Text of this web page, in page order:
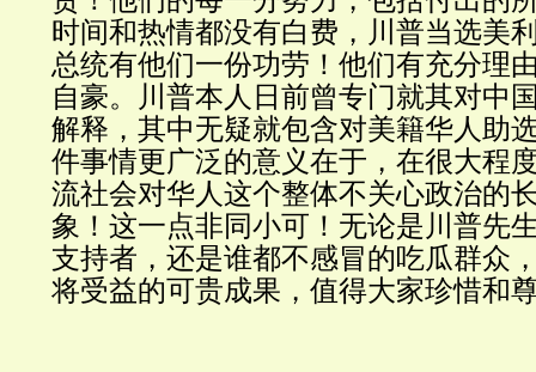
时间和热情都没有白费，川普当选美
总统有他们一份功劳！他们有充分理
自豪。川普本人日前曾专门就其对中
解释，其中无疑就包含对美籍华人助
件事情更广泛的意义在于，在很大程
流社会对华人这个整体不关心政治的
象！这一点非同小可！无论是川普先
支持者，还是谁都不感冒的吃瓜群众
将受益的可贵成果，值得大家珍惜和